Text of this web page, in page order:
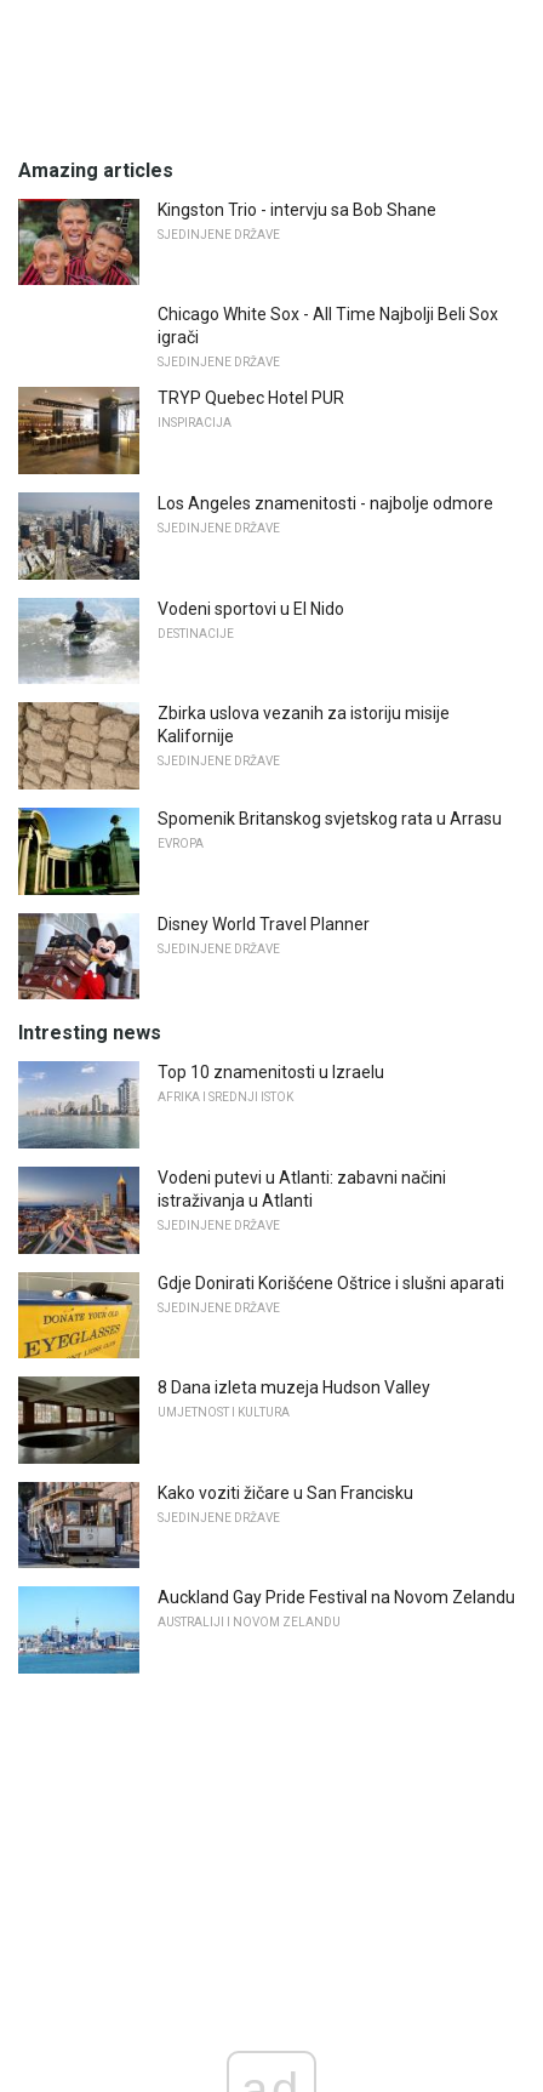
Amazing articles
Kingston Trio - intervju sa Bob Shane
SJEDINJENE DRŽAVE
Chicago White Sox - All Time Najbolji Beli Sox
igrači
SJEDINJENE DRŽAVE
TRYP Quebec Hotel PUR
INSPIRACIJA
Los Angeles znamenitosti - najbolje odmore
SJEDINJENE DRŽAVE
Vodeni sportovi u El Nido
DESTINACIJE
Zbirka uslova vezanih za istoriju misije
Kalifornije
SJEDINJENE DRŽAVE
Spomenik Britanskog svjetskog rata u Arrasu
EVROPA
Disney World Travel Planner
SJEDINJENE DRŽAVE
Intresting news
Top 10 znamenitosti u Izraelu
AFRIKA I SREDNJI ISTOK
Vodeni putevi u Atlanti: zabavni načini
istraživanja u Atlanti
SJEDINJENE DRŽAVE
Gdje Donirati Korišćene Oštrice i slušni aparati
SJEDINJENE DRŽAVE
8 Dana izleta muzeja Hudson Valley
UMJETNOST I KULTURA
Kako voziti žičare u San Francisku
SJEDINJENE DRŽAVE
Auckland Gay Pride Festival na Novom Zelandu
AUSTRALIJI I NOVOM ZELANDU